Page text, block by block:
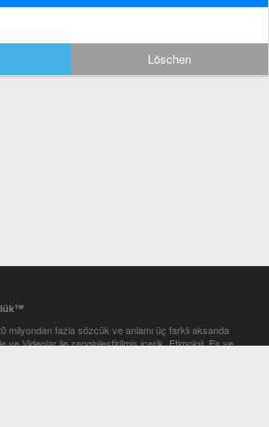
Löschen
milyondan fazla sözcük ve anlamı üç farklı aksanda
ve Videolar ile zenginleştirilmiş içerik. Etimoloji, Eş ve